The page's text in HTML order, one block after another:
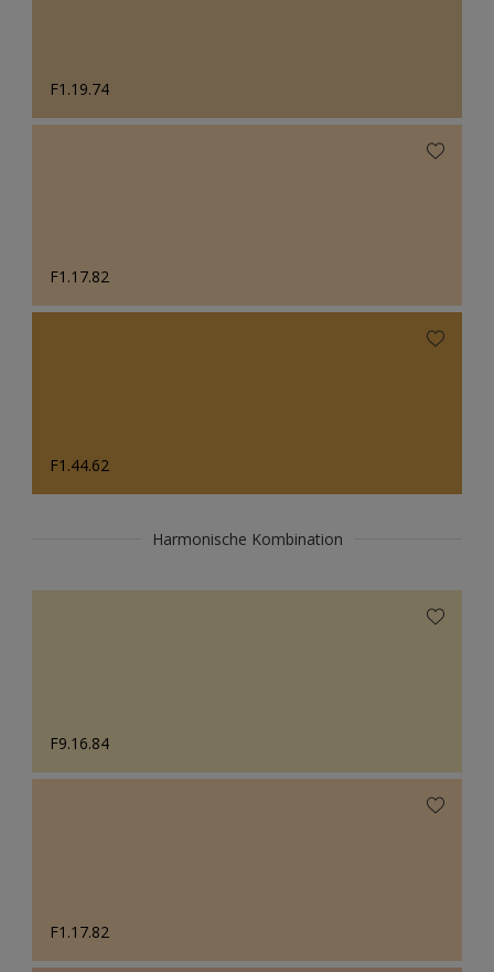
F1.19.74
F1.17.82
F1.44.62
Harmonische Kombination
F9.16.84
F1.17.82